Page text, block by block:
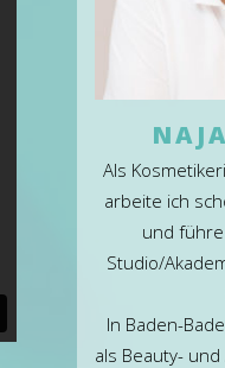
Als
arbeite ich
und
Studio/
In Baden-
als Beauty- und